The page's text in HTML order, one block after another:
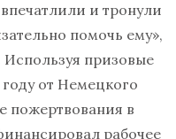
и тронули
помочь ему»,
призовые
от Немецкого
пожертвования в
рабочее